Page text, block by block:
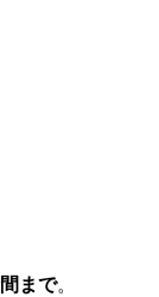
まで。